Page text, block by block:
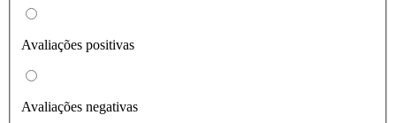
Avaliações positivas
Avaliações negativas